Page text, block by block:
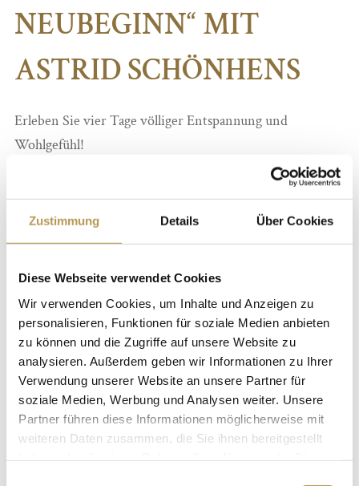
Zustimmung Details Über Cookies
Diese Webseite verwendet Cookies
Wir verwenden Cookies, um Inhalte und Anzeigen zu
personalisieren, Funktionen für soziale Medien anbieten
zu können und die Zugriffe auf unsere Website zu
analysieren. Außerdem geben wir Informationen zu Ihrer
Verwendung unserer Website an unsere Partner für
soziale Medien, Werbung und Analysen weiter. Unsere
Partner führen diese Informationen möglicherweise mit
weiteren Daten zusammen, die Sie ihnen bereitgestellt
NEUBEGINN“ MIT
ASTRID SCHÖNHENS
Erleben Sie vier Tage völliger Entspannung und
Wohlgefühl!
Tägliches Arrangement-Abendessen
kostenfreie Nutzung von Schwimmbad und
Saunalandschaft
kostenfreie Nutzung von Fitnessbereich
Wellnesstasche mit Bademantel, Badeschlappen &
Handtücher für den Ihren Aufenthalt
kostenfreies WLAN
Das Retreat beeinhaltet alle FREUND Inklusivleistungen